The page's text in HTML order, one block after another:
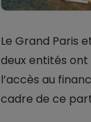
Le Grand Paris
deux entités
l’accès au
cadre de ce